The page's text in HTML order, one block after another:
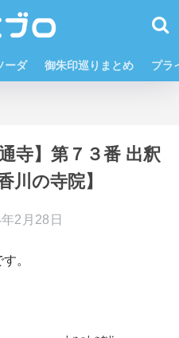
ーダ 御朱印巡りまとめ プラ
寺】第７３番 出釈
川の寺院】
2月28日
。